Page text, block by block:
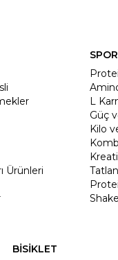
Ürünleri
L
Güç
Kilo
BİSİKLET